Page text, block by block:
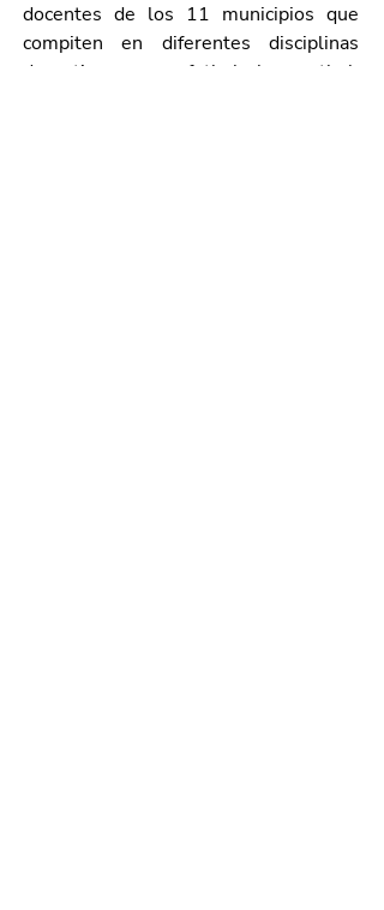
docentes de los 11 municipios que
compiten en diferentes disciplinas
deportivas como futbol, basquetbol,